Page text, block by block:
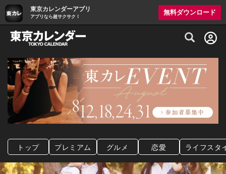
東京カレンダーアプリ
アプリなら超サクサク！
無料ダウンロード
グルメ情報・プレミアムレストラン予約
トップ プレミアム グルメ 恋愛 ライフスタ